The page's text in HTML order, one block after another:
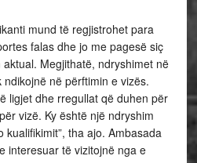
mund të regjistrohet para
falas dhe jo me pagesë siç
Megjithatë, ndryshimet në
në përftimin e vizës.
ligjet dhe rregullat që duhen për
vizë. Ky është një ndryshim
kualifikimit”, tha ajo. Ambasada
interesuar të vizitojnë nga e